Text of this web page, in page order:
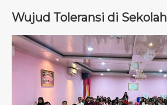
Wujud Toleransi di Sekolah